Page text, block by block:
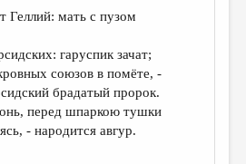
Геллий: мать с пузом
гаруспик зачат;
союзов в помёте, -
брадатый пророк.
перед шпаркою тушки
- народится авгур.